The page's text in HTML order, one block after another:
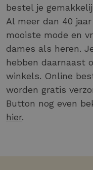
bestel je
Al meer dan 40
mooiste mode en
dames als heren.
hebben daarnaast
winkels. Online
worden gratis
Button nog even
hier.